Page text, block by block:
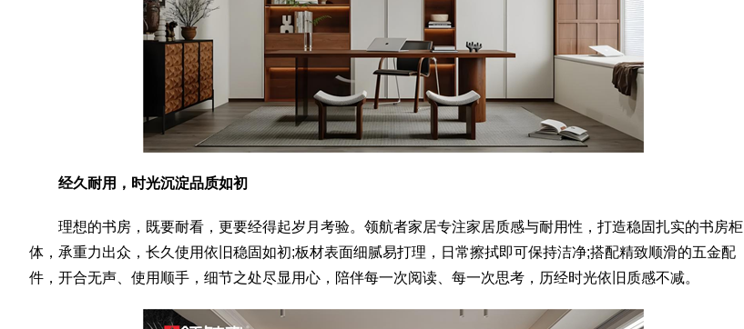
经久耐用，时光沉淀品质如初
理想的书房，既要耐看，更要经得起岁月考验。领航者家居专注家居质感与耐用性，打造稳固扎实的书房柜
体，承重力出众，长久使用依旧稳固如初;板材表面细腻易打理，日常擦拭即可保持洁净;搭配精致顺滑的五金配
件，开合无声、使用顺手，细节之处尽显用心，陪伴每一次阅读、每一次思考，历经时光依旧质感不减。